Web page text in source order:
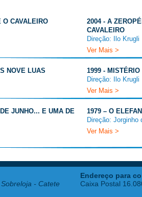
O CAVALEIRO
2004 - A
CAVALEIRO
Direção: Ilo Krugli
Ver Mais >
NOVE LUAS
1999 -
Direção: Ilo Krugli
Ver Mais >
JUNHO... E UMA DE
1979 – O
Direção: Jorginho
Ver Mais >
- Catete
Endereço para
Caixa Postal